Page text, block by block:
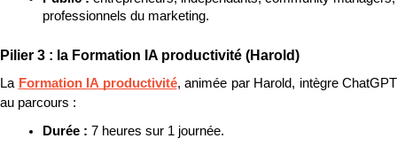
professionnels du marketing.
Pilier 3 : la Formation IA productivité (Harold)
La Formation IA productivité, animée par Harold, intègre ChatGPT
au parcours :
Durée : 7 heures sur 1 journée.